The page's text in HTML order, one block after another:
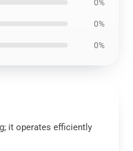
0%
0%
0%
it operates efficiently